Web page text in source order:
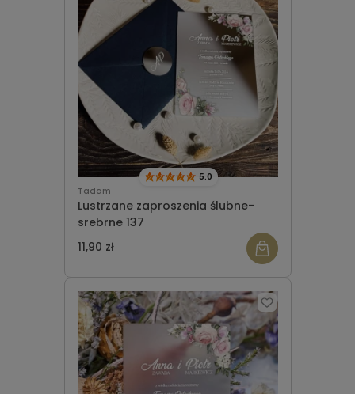
Tadam
Lustrzane zaproszenia ślubne-
srebrne 137
5.0
11,90 zł